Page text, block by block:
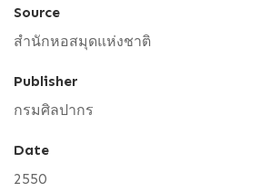
Source
สำนักหอสมุดแห่งชาติ
Publisher
กรมศิลปากร
Date
2550